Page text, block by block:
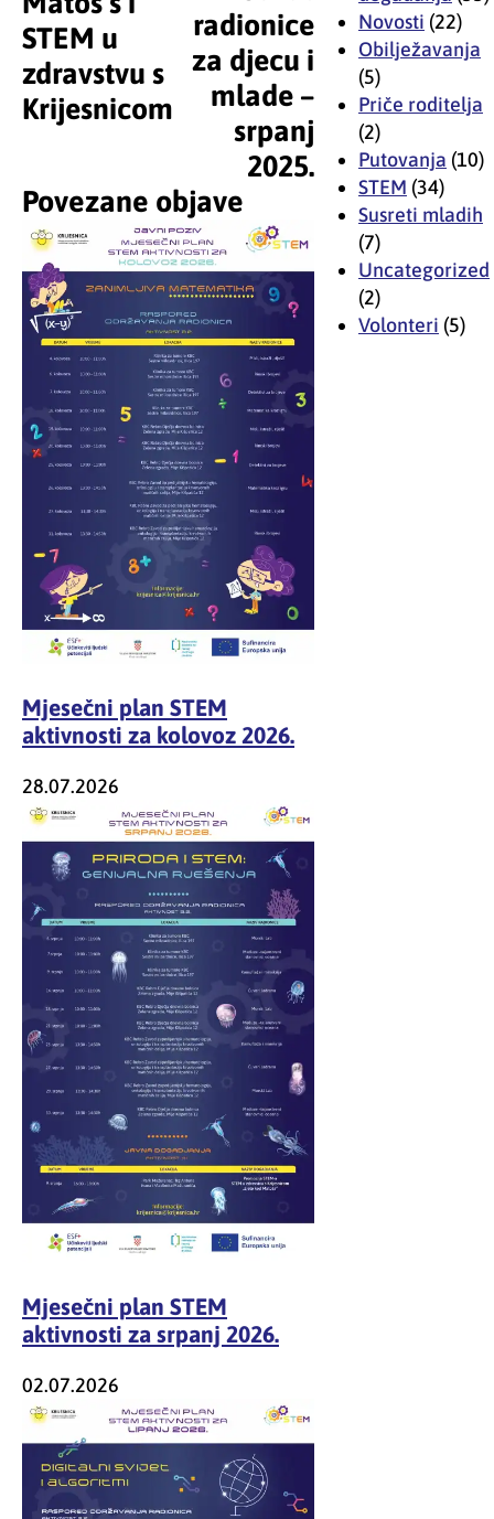
STEM u
zdravstvu s
Krijesnicom
radionice
za djecu i
mlade –
srpanj
2025.
Povezane objave
Mjesečni plan STEM
aktivnosti za kolovoz 2026.
28.07.2026
Mjesečni plan STEM
aktivnosti za srpanj 2026.
02.07.2026
Novosti (22)
Obilježavanja
(5)
Priče roditelja
(2)
Putovanja (10)
STEM (34)
Susreti mladih
(7)
Uncategorized
(2)
Volonteri (5)